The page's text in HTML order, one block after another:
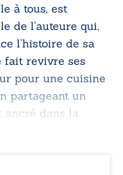
à tous, est
de l’auteure qui,
l’histoire de sa
fait revivre ses
pour une cuisine
partageant un
dans la